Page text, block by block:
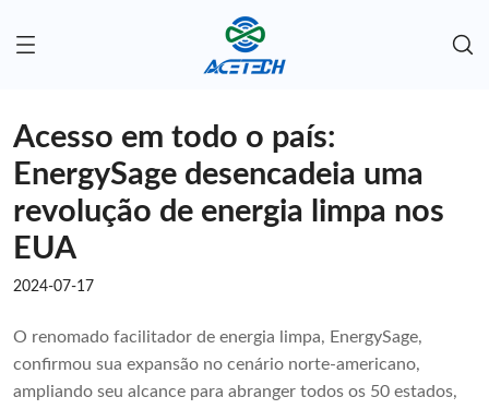
Acesso em todo o país:
EnergySage desencadeia uma
revolução de energia limpa nos
EUA
2024-07-17
O renomado facilitador de energia limpa, EnergySage,
confirmou sua expansão no cenário norte-americano,
ampliando seu alcance para abranger todos os 50 estados,